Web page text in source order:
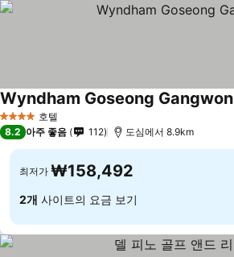
4 성급 호텔
Wyndham Goseong Gangwon
8.2 아주 좋음 112 도심에서 8.9km
최저가 ₩158,492
2개 사이트의 요금 보기